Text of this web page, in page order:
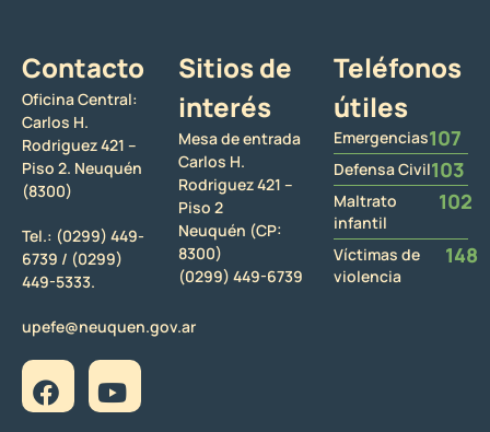
Contacto
Oficina Central:
Carlos H.
Rodriguez 421 –
Piso 2. Neuquén
(8300)
Tel.: (0299) 449-
6739 / (0299)
449-5333.
upefe@neuquen.gov.ar
Sitios de
interés
Mesa de entrada
Carlos H.
Rodriguez 421 –
Piso 2
Neuquén (CP:
8300)
(0299) 449-6739
Teléfonos
útiles
Emergencias107
Defensa Civil103
Maltrato
infantil
102
Víctimas de
violencia
148